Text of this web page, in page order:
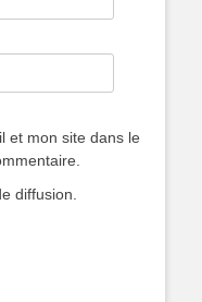
et mon site dans le
diffusion.